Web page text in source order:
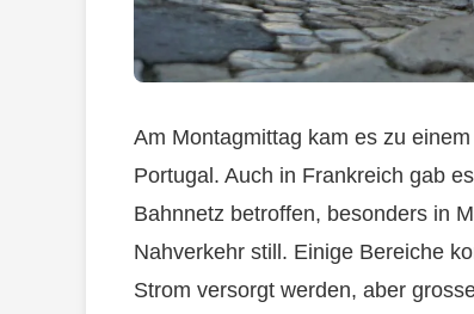
Am Montagmittag kam es zu
Portugal. Auch in Frankreich gab
Bahnnetz betroffen, besonders in
Nahverkehr still. Einige Bereiche
Strom versorgt werden, aber